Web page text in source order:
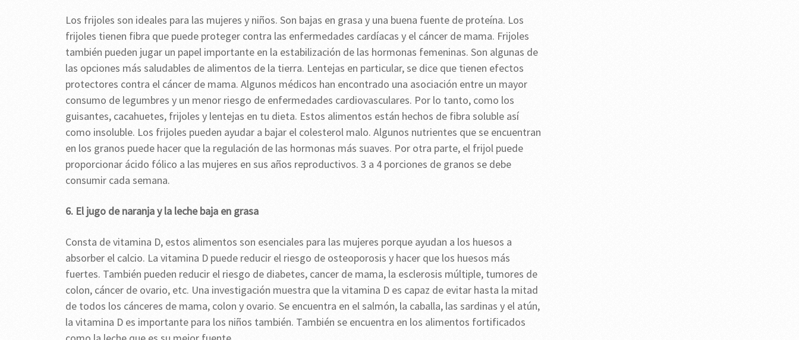
Los frijoles son ideales para las mujeres y niños. Son bajas en grasa y una buena fuente de proteína. Los
frijoles tienen fibra que puede proteger contra las enfermedades cardíacas y el cáncer de mama. Frijoles
también pueden jugar un papel importante en la estabilización de las hormonas femeninas. Son algunas de
las opciones más saludables de alimentos de la tierra. Lentejas en particular, se dice que tienen efectos
protectores contra el cáncer de mama. Algunos médicos han encontrado una asociación entre un mayor
consumo de legumbres y un menor riesgo de enfermedades cardiovasculares. Por lo tanto, como los
guisantes, cacahuetes, frijoles y lentejas en tu dieta. Estos alimentos están hechos de fibra soluble así
como insoluble. Los frijoles pueden ayudar a bajar el colesterol malo. Algunos nutrientes que se encuentran
en los granos puede hacer que la regulación de las hormonas más suaves. Por otra parte, el frijol puede
proporcionar ácido fólico a las mujeres en sus años reproductivos. 3 a 4 porciones de granos se debe
consumir cada semana.
6. El jugo de naranja y la leche baja en grasa
Consta de vitamina D, estos alimentos son esenciales para las mujeres porque ayudan a los huesos a
absorber el calcio. La vitamina D puede reducir el riesgo de osteoporosis y hacer que los huesos más
fuertes. También pueden reducir el riesgo de diabetes, cancer de mama, la esclerosis múltiple, tumores de
colon, cáncer de ovario, etc. Una investigación muestra que la vitamina D es capaz de evitar hasta la mitad
de todos los cánceres de mama, colon y ovario. Se encuentra en el salmón, la caballa, las sardinas y el atún,
la vitamina D es importante para los niños también. También se encuentra en los alimentos fortificados